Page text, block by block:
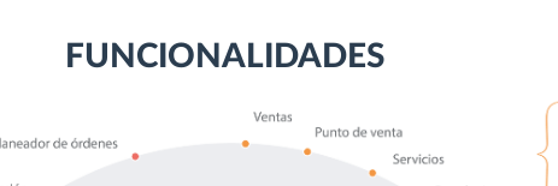
FUNCIONALIDADES
FUNCIONALIDADES